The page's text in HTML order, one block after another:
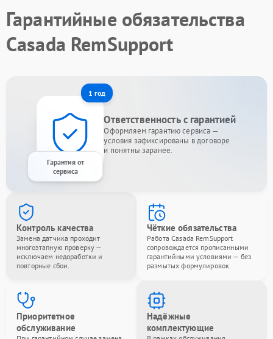
Гарантийные обязательства
Casada RemSupport
1 год
Гарантия от
сервиса
Ответственность с гарантией
Оформляем гарантию сервиса —
условия зафиксированы в договоре
и понятны заранее.
Контроль качества
Замена датчика проходит
многоэтапную проверку —
исключаем недоработки и
повторные сбои.
Чёткие обязательства
Работа Casada RemSupport
сопровождается прописанными
гарантийными условиями — без
размытых формулировок.
Приоритетное
обслуживание
Надёжные
комплектующие